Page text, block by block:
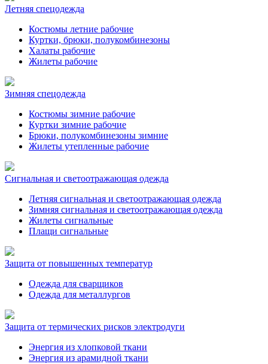
Летняя спецодежда
Костюмы летние рабочие
Куртки, брюки, полукомбинезоны
Халаты рабочие
Жилеты рабочие
Зимняя спецодежда
Костюмы зимние рабочие
Куртки зимние рабочие
Брюки, полукомбинезоны зимние
Жилеты утепленные рабочие
Сигнальная и светоотражающая одежда
Летняя сигнальная и светоотражающая одежда
Зимняя сигнальная и светоотражающая одежда
Жилеты сигнальные
Плащи сигнальные
Защита от повышенных температур
Одежда для сварщиков
Одежда для металлургов
Защита от термических рисков электродуги
Энергия из хлопковой ткани
Энергия из арамидной ткани